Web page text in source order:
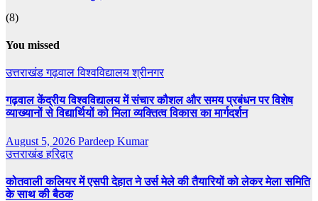
(8)
You missed
उत्तराखंडगढ़वाल विश्वविद्यालयश्रीनगर
गढ़वाल केंद्रीय विश्वविद्यालय में संचार कौशल और समय प्रबंधन पर विशेष
व्याख्यानों से विद्यार्थियों को मिला व्यक्तित्व विकास का मार्गदर्शन
August 5, 2026 Pardeep Kumar
उत्तराखंडहरिद्वार
कोतवाली कलियर में एसपी देहात ने उर्स मेले की तैयारियों को लेकर मेला समिति
के साथ की बैठक